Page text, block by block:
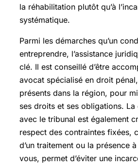
la réhabilitation plutôt qu’à
systématique.
Parmi les démarches qu’un
entreprendre, l’assistance
clé. Il est conseillé d’être
avocat spécialisé en droit
présents dans la région, pour
ses droits et ses obligations.
avec le tribunal est également
respect des contraintes fixées,
d’un traitement ou la présence
vous, permet d’éviter une